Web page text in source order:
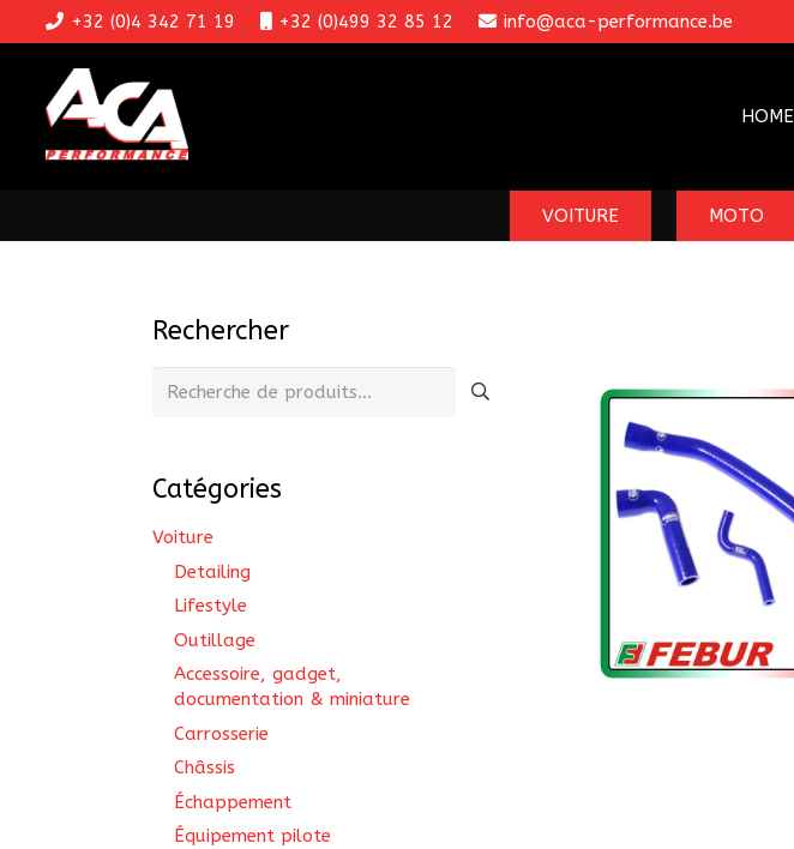
+32 (0)4 342 71 19 +32 (0)499 32 85 12 info@aca-performance.be
HOME
VOITURE MOTO
Rechercher
Recherche
Catégories
Voiture
Detailing
Lifestyle
Outillage
Accessoire, gadget,
documentation & miniature
Carrosserie
Châssis
Échappement
Équipement pilote